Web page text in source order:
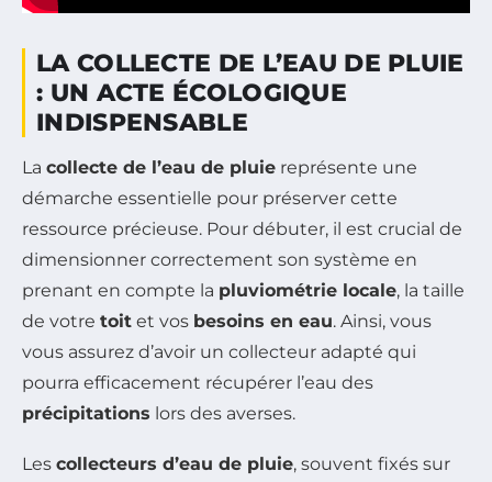
LA COLLECTE DE L’EAU DE PLUIE
: UN ACTE ÉCOLOGIQUE
INDISPENSABLE
La collecte de l’eau de pluie représente une
démarche essentielle pour préserver cette
ressource précieuse. Pour débuter, il est crucial de
dimensionner correctement son système en
prenant en compte la pluviométrie locale, la taille
de votre toit et vos besoins en eau. Ainsi, vous
vous assurez d’avoir un collecteur adapté qui
pourra efficacement récupérer l’eau des
précipitations lors des averses.
Les collecteurs d’eau de pluie, souvent fixés sur